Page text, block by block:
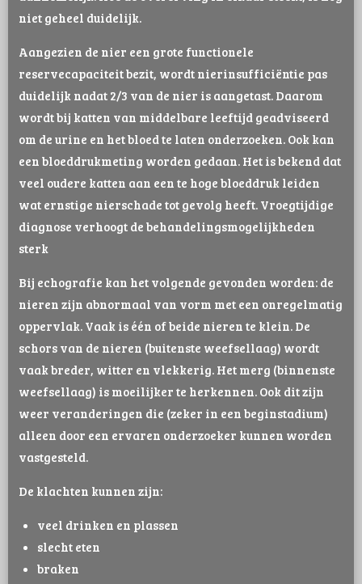
niet geheel duidelijk.
Aangezien de nier een grote functionele
reservecapaciteit bezit, wordt nierinsufficiëntie pas
duidelijk nadat 2/3 van de nier is aangetast. Daarom
wordt bij katten van middelbare leeftijd geadviseerd
om de urine en het bloed te laten onderzoeken. Ook kan
een bloeddrukmeting worden gedaan. Het is bekend dat
veel oudere katten aan een te hoge bloeddruk leiden
wat ernstige nierschade tot gevolg heeft. Vroegtijdige
diagnose verhoogt de behandelingsmogelijkheden
sterk
Bij echografie kan het volgende gevonden worden: de
nieren zijn abnormaal van vorm met een onregelmatig
oppervlak. Vaak is één of beide nieren te klein. De
schors van de nieren (buitenste weefsellaag) wordt
vaak breder, witter en vlekkerig. Het merg (binnenste
weefsellaag) is moeilijker te herkennen. Ook dit zijn
weer veranderingen die (zeker in een beginstadium)
alleen door een ervaren onderzoeker kunnen worden
vastgesteld.
De klachten kunnen zijn:
veel drinken en plassen
slecht eten
braken